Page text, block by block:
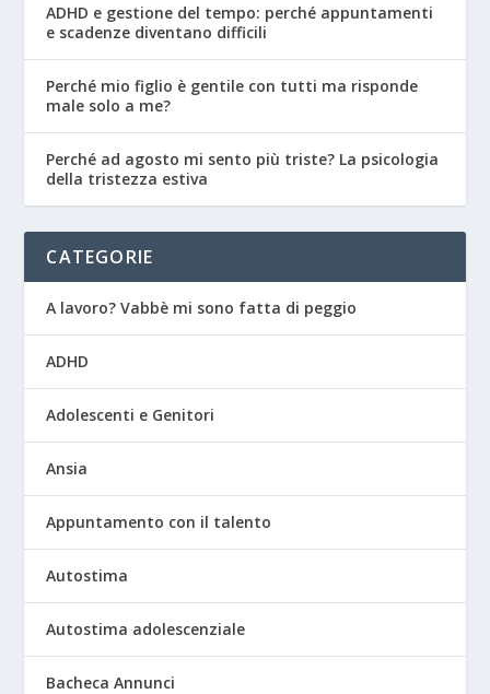
ADHD e gestione del tempo: perché appuntamenti
e scadenze diventano difficili
Perché mio figlio è gentile con tutti ma risponde
male solo a me?
Perché ad agosto mi sento più triste? La psicologia
della tristezza estiva
CATEGORIE
A lavoro? Vabbè mi sono fatta di peggio
ADHD
Adolescenti e Genitori
Ansia
Appuntamento con il talento
Autostima
Autostima adolescenziale
Bacheca Annunci